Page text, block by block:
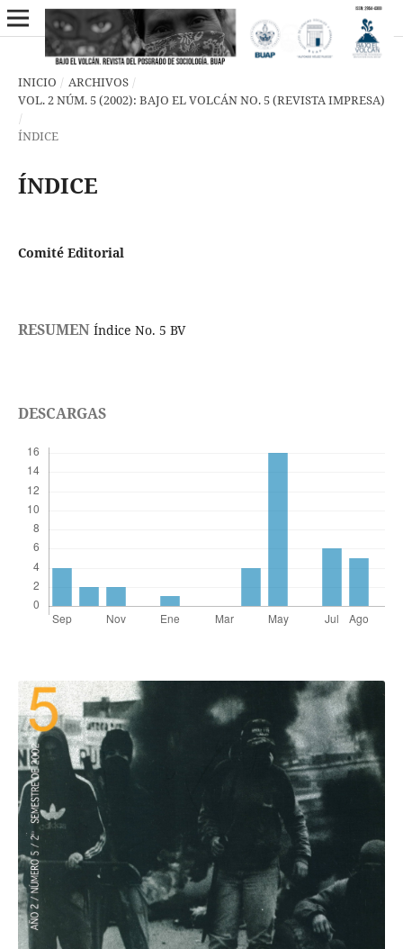
INICIO / ARCHIVOS /
VOL. 2 NÚM. 5 (2002): BAJO EL VOLCÁN NO. 5 (REVISTA IMPRESA)
/
ÍNDICE
ÍNDICE
Comité Editorial
RESUMENÍndice No. 5 BV
DESCARGAS